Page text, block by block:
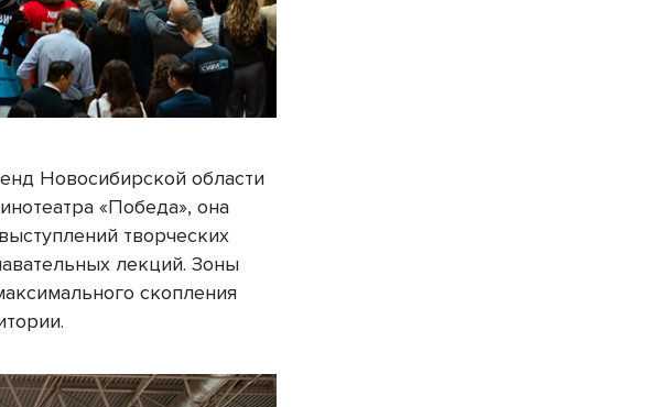
Новосибирской области
«Победа», она
творческих
лекций. Зоны
скопления